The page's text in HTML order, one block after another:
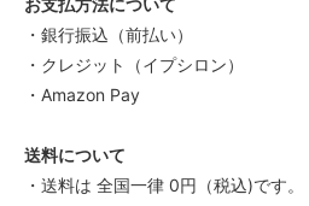
お支払方法について
・銀行振込（前払い）
・クレジット（イプシロン）
・Amazon Pay
送料について
・送料は 全国一律 0円（税込)です。